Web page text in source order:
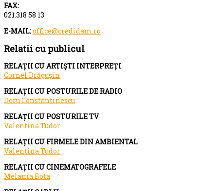
FAX:
021.318 58 13
E-MAIL:office@credidam.ro
Relatii cu publicul
RELAȚII CU ARTIȘTI INTERPREȚI
Cornel Drăgușin
RELAȚII CU POSTURILE DE RADIO
Doru Constantinescu
RELAȚII CU POSTURILE TV
Valentina Tudor
RELAȚII CU FIRMELE DIN AMBIENTAL
Valentina Tudor
RELAȚII CU CINEMATOGRAFELE
Melania Bota